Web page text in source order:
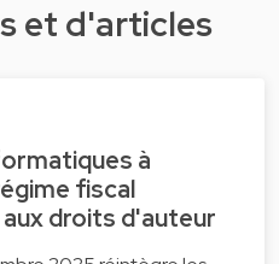
et d'articles
à
fiscal
droits d'auteur